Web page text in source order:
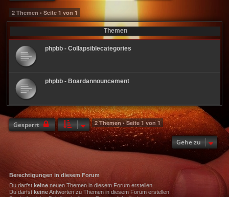
2 Themen • Seite 1 von 1
Themen
phpbb - Collapsiblecategories
phpbb - Boardannouncement
Gesperrt 2 Themen • Seite1von 1
Gehe zu
Berechtigungen in diesem Forum
Du darfst keineneuen Themen in diesem Forum erstellen.
Du darfst keineAntworten zu Themen in diesem Forum erstellen.